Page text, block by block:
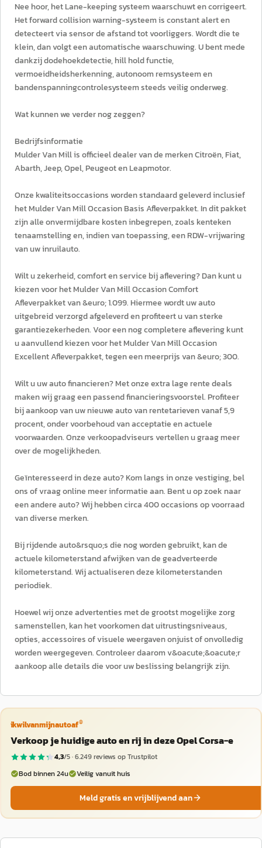
Nee hoor, het Lane-keeping systeem waarschuwt en corrigeert.
Het forward collision warning-systeem is constant alert en
detecteert via sensor de afstand tot voorliggers. Wordt die te
klein, dan volgt een automatische waarschuwing. U bent mede
dankzij dodehoekdetectie, hill hold functie,
vermoeidheidsherkenning, autonoom remsysteem en
bandenspanningcontrolesysteem steeds veilig onderweg.
Wat kunnen we verder nog zeggen?
Bedrijfsinformatie
Mulder Van Mill is officieel dealer van de merken Citroën, Fiat,
Abarth, Jeep, Opel, Peugeot en Leapmotor.
Onze kwaliteitsoccasions worden standaard geleverd inclusief
het Mulder Van Mill Occasion Basis Afleverpakket. In dit pakket
zijn alle onvermijdbare kosten inbegrepen, zoals kenteken
tenaamstelling en, indien van toepassing, een RDW-vrijwaring
van uw inruilauto.
Wilt u zekerheid, comfort en service bij aflevering? Dan kunt u
kiezen voor het Mulder Van Mill Occasion Comfort
Afleverpakket van &euro; 1.099. Hiermee wordt uw auto
uitgebreid verzorgd afgeleverd en profiteert u van sterke
garantiezekerheden. Voor een nog completere aflevering kunt
u aanvullend kiezen voor het Mulder Van Mill Occasion
Excellent Afleverpakket, tegen een meerprijs van &euro; 300.
Wilt u uw auto financieren? Met onze extra lage rente deals
maken wij graag een passend financieringsvoorstel. Profiteer
bij aankoop van uw nieuwe auto van rentetarieven vanaf 5,9
procent, onder voorbehoud van acceptatie en actuele
voorwaarden. Onze verkoopadviseurs vertellen u graag meer
over de mogelijkheden.
Geïnteresseerd in deze auto? Kom langs in onze vestiging, bel
ons of vraag online meer informatie aan. Bent u op zoek naar
een andere auto? Wij hebben circa 400 occasions op voorraad
van diverse merken.
Bij rijdende auto&rsquo;s die nog worden gebruikt, kan de
actuele kilometerstand afwijken van de geadverteerde
kilometerstand. Wij actualiseren deze kilometerstanden
periodiek.
Hoewel wij onze advertenties met de grootst mogelijke zorg
samenstellen, kan het voorkomen dat uitrustingsniveaus,
opties, accessoires of visuele weergaven onjuist of onvolledig
worden weergegeven. Controleer daarom v&oacute;&oacute;r
aankoop alle details die voor uw beslissing belangrijk zijn.
ikwilvanmijnautoaf®
Verkoop je huidige auto en rij in deze Opel Corsa-e
4,3/5 ·6.249reviews op Trustpilot
Bod binnen 24u
Veilig vanuit huis
Meld gratis en vrijblijvend aan